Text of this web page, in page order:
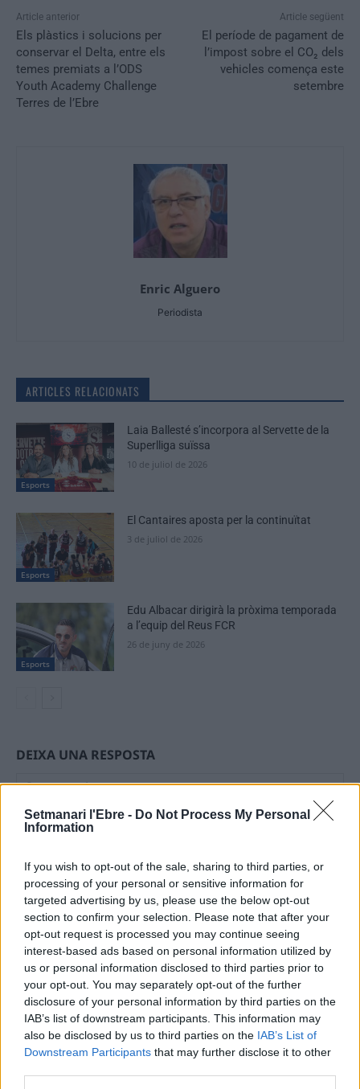
Setmanari l'Ebre - Do Not Process My Personal
Information
If you wish to opt-out of the sale, sharing to third parties, or
processing of your personal or sensitive information for
targeted advertising by us, please use the below opt-out
section to confirm your selection. Please note that after your
opt-out request is processed you may continue seeing
interest-based ads based on personal information utilized by
us or personal information disclosed to third parties prior to
your opt-out. You may separately opt-out of the further
disclosure of your personal information by third parties on the
IAB’s list of downstream participants. This information may
also be disclosed by us to third parties on the IAB’s List of
Downstream Participants that may further disclose it to other
Article anterior
Els plàstics i solucions per
conservar el Delta, entre els
temes premiats a l’ODS
Youth Academy Challenge
Terres de l’Ebre
Article següent
El període de pagament de
l’impost sobre el CO₂ dels
vehicles comença este
setembre
Enric Alguero
Periodista
ARTICLES RELACIONATS
Esports
Laia Ballesté s’incorpora al Servette de la
Superlliga suïssa
10 de juliol de 2026
Esports
El Cantaires aposta per la continuïtat
3 de juliol de 2026
Esports
Edu Albacar dirigirà la pròxima temporada
a l’equip del Reus FCR
26 de juny de 2026
DEIXA UNA RESPOSTA
Comentari: